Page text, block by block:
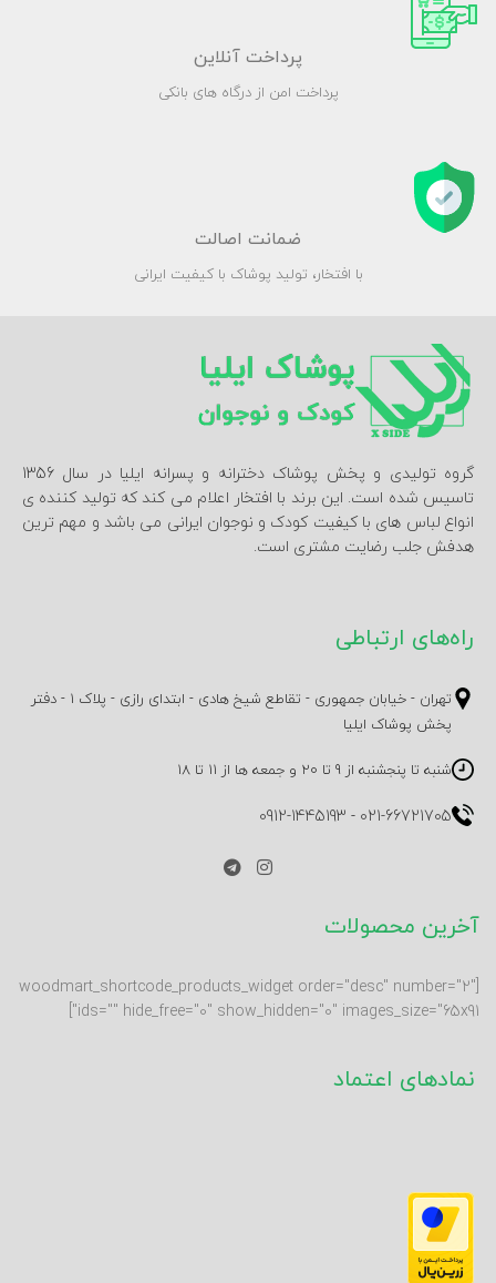
پرداخت آنلاین
پرداخت امن از درگاه های بانکی
ضمانت اصالت
با افتخار، تولید پوشاک با کیفیت ایرانی
گروه تولیدی و پخش پوشاک دخترانه و پسرانه ایلیا در سال 1356
تاسیس شده است. این برند با افتخار اعلام می کند که تولید کننده ی
انواع لباس های با کیفیت کودک و نوجوان ایرانی می باشد و مهم ترین
هدفش جلب رضایت مشتری است.
راه‌های ارتباطی
تهران - خیابان جمهوری - تقاطع شیخ هادی - ابتدای رازی - پلاک 1 - دفتر
پخش پوشاک ایلیا
شنبه تا پنجشنبه از 9 تا 20 و جمعه ها از 11 تا 18
021-66721705
-
0912-1445193
آخرین محصولات
[woodmart_shortcode_products_widget order="desc" number="2"
ids="" hide_free="0" show_hidden="0" images_size="65x91"]
نمادهای اعتماد